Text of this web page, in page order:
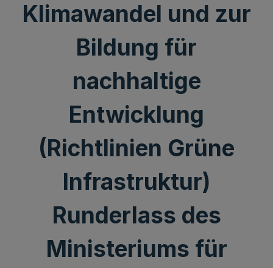
Klimawandel und zur
Bildung für
nachhaltige
Entwicklung
(Richtlinien Grüne
Infrastruktur)
Runderlass des
Ministeriums für